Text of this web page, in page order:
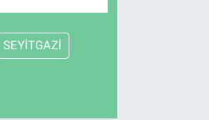
SEYİTGAZİ